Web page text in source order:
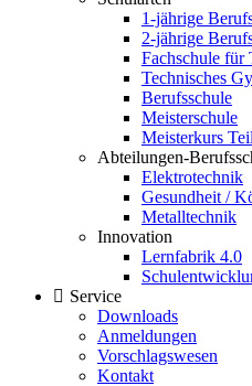
1-jährige
2-jährige
Fachschule für
Technisches
Berufsschule
Meisterschule
Meisterkurs
Abteilungen-
Elektrotechnik
Gesundheit /
Metalltechnik
Innovation
Lernfabrik 4.0
Service
Downloads
Anmeldungen
Vorschlagswesen
Kontakt